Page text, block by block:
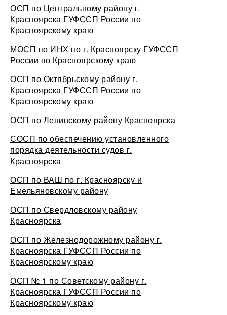
ОСП по Центральному району г.
Красноярска ГУФССП России по
Красноярскому краю
МОСП по ИНХ по г. Красноярску ГУФССП
России по Красноярскому краю
ОСП по Октябрьскому району г.
Красноярска ГУФССП России по
Красноярскому краю
ОСП по Ленинскому району Красноярска
СОСП по обеспечению установленного
порядка деятельности судов г.
Красноярска
ОСП по ВАШ по г. Красноярску и
Емельяновскому району
ОСП по Свердловскому району
Красноярска
ОСП по Железнодорожному району г.
Красноярска ГУФССП России по
Красноярскому краю
ОСП № 1 по Советскому району г.
Красноярска ГУФССП России по
Красноярскому краю